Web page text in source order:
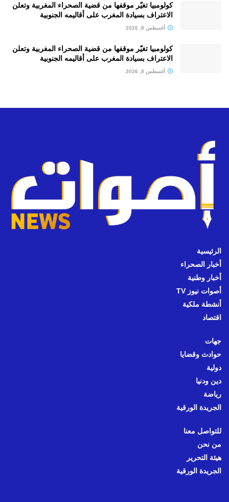
كولومبيا تغيّر موقفها من قضية الصحراء المغربية وتعلن
الاعتراف بسيادة المغرب على أقاليمه الجنوبية
أغسطس 8, 2026
كولومبيا تغيّر موقفها من قضية الصحراء المغربية وتعلن
الاعتراف بسيادة المغرب على أقاليمه الجنوبية
أغسطس 8, 2026
الرئيسية
أخبار الصحراء
أخبار وطنية
أصوات نيوز TV
أنشطة ملكية
اقتصاد
جهات
حوادث وقضايا
دولية
دين ودنيا
رياضة
الجريدة الورقية
للتواصل معنا
من نحن
هيئة التحرير
الجريدة الورقية